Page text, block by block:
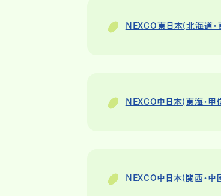
NEXCO東日本(北海道
NEXCO中日本(東海・
NEXCO中日本(関西・中